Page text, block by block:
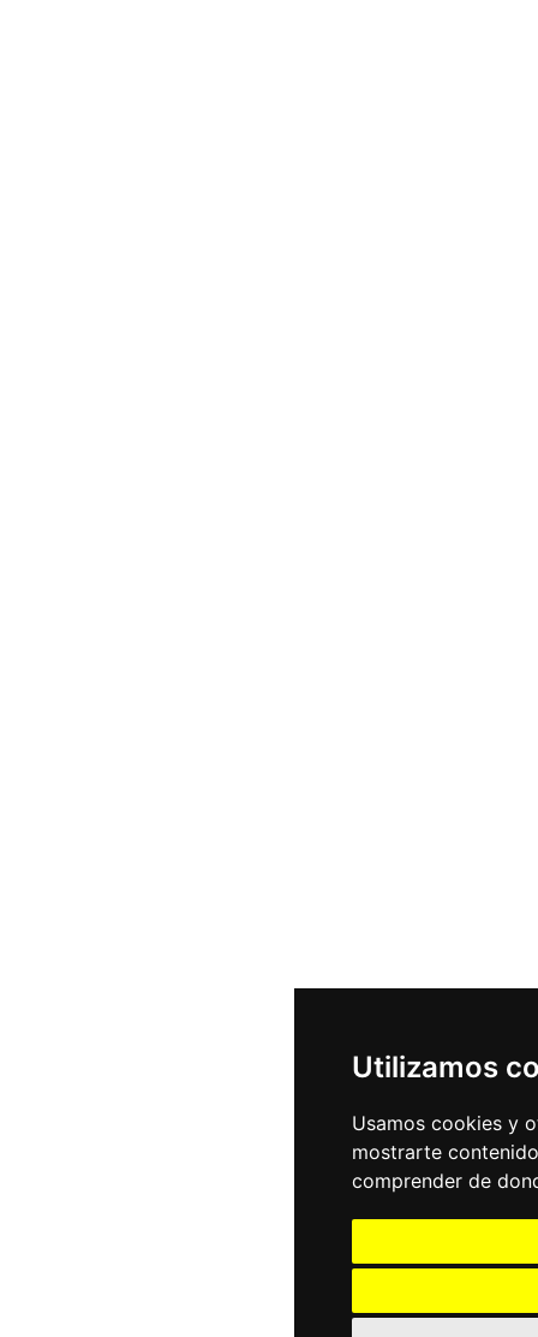
Utilizamos
Usamos cookies y
mostrarte
comprender de